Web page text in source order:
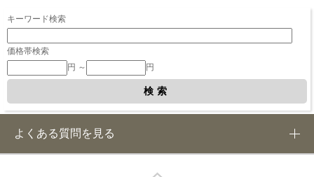
キーワード検索
価格帯検索
円 ～
円
よくある質問を見る